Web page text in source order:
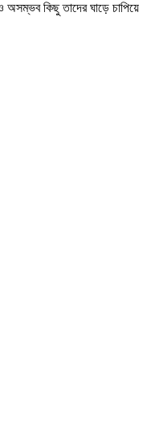
অসম্ভব কিছু তাদের ঘাড়ে চাপিয়ে